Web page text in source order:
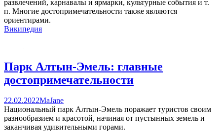
развлечений, карнавалы и ярмарки, культурные события и т.
п. Многие достопримечательности также являются
ориентирами.
Википедия
Парк Алтын-Эмель: главные
достопримечательности
22.02.2022MaJane
Национальный парк Алтын-Эмель поражает туристов своим
разнообразием и красотой, начиная от пустынных земель и
заканчивая удивительными горами.